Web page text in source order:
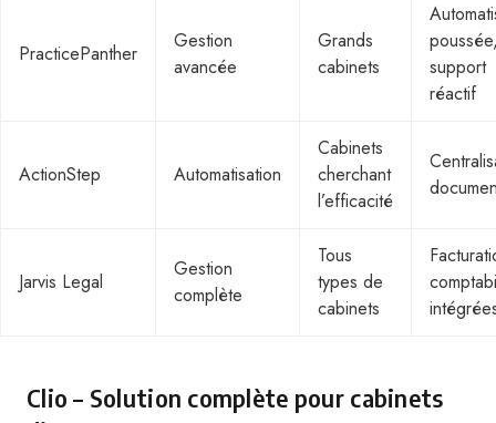
PracticePanther
Gestion
avancée
Grands
cabinets
support
réactif
ActionStep Automatisation
Cabinets
cherchant
l’efficacité
Jarvis Legal
Gestion
complète
Tous
types de
cabinets
Clio – Solution complète pour cabinets